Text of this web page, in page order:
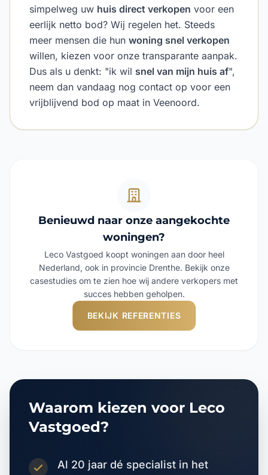
simpelweg uw huis direct verkopen voor een
eerlijk netto bod? Wij regelen het. Steeds
meer mensen die hun woning snel verkopen
willen, kiezen voor onze transparante aanpak.
Dus als u denkt: "ik wil snel van mijn huis af",
neem dan vandaag nog contact op voor een
vrijblijvend bod op maat in Veenoord.
Benieuwd naar onze aangekochte
woningen?
Leco Vastgoed koopt woningen aan door heel
Nederland, ook in provincie Drenthe. Bekijk onze
casestudies om te zien hoe wij andere verkopers met
succes hebben geholpen.
BEKIJK REFERENTIES
Waarom kiezen voor Leco
Vastgoed?
Al 20 jaar dé specialist in het